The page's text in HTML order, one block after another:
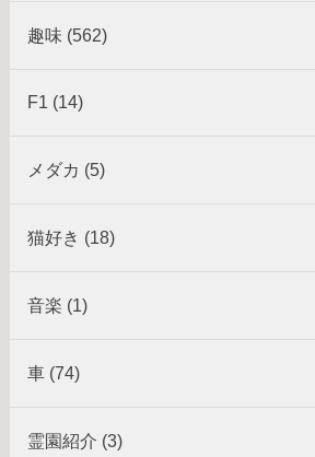
趣味 (562)
F1 (14)
メダカ (5)
猫好き (18)
音楽 (1)
車 (74)
霊園紹介 (3)